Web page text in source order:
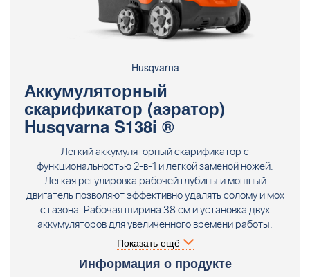
Husqvarna
Аккумуляторный
скарификатор (аэратор)
Husqvarna S138i ®
Легкий аккумуляторный скарификатор с
функциональностью 2-в-1 и легкой заменой ножей.
Легкая регулировка рабочей глубины и мощный
двигатель позволяют эффективно удалять солому и мох
с газона. Рабочая ширина 38 см и установка двух
аккумуляторов для увеличенного времени работы.
Компактный дизайн и складные рукоятки обеспечивают
легкую транспортировку и хранение. Поставляется без
аккумулятора и зарядного устройства.
Показать ещё
Информация о продукте